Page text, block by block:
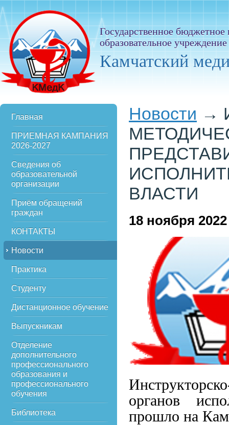
Государственное
образовательное
Камчатский
Главная
ПРИЕМНАЯ КАМПАНИЯ
2026-2027
Сведения об
образовательной
организации
Приём обращений
граждан
КОНТАКТЫ
Новости
Практика
Студенту
Дистанционное обучение
Выпускникам
Отделение
дополнительного
профессионального
образования и
профессионального
обучения
Библиотека
Новости →
ВЛАСТИ
18 ноября 2022
органов
прошло на